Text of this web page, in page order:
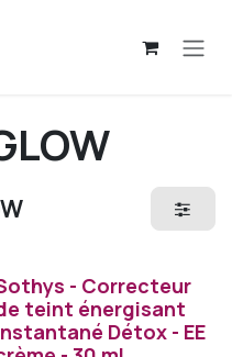
- Correcteur
teint énergisant
Détox - EE